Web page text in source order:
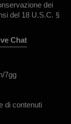
dei
del 18 U.S.C. §
Chat
7gg
di contenuti